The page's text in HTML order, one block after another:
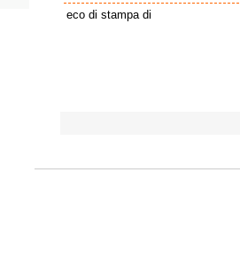
eco di stampa di